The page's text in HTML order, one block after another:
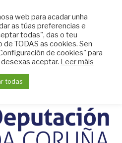
DE
web para acadar unha
as túas preferencias e
todas", das o teu
TODAS as cookies. Sen
de cookies" para
aceptar. Leer máis
todas